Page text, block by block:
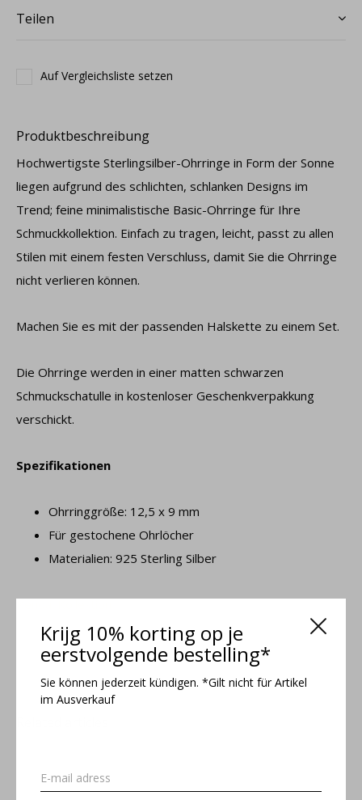
Krijg 10% korting op je
eerstvolgende bestelling*
Sie können jederzeit kündigen. *Gilt nicht für Artikel
im Ausverkauf
Teilen
Auf Vergleichsliste setzen
Produktbeschreibung
Hochwertigste Sterlingsilber-Ohrringe in Form der Sonne
liegen aufgrund des schlichten, schlanken Designs im
Trend; feine minimalistische Basic-Ohrringe für Ihre
Schmuckkollektion. Einfach zu tragen, leicht, passt zu allen
Stilen mit einem festen Verschluss, damit Sie die Ohrringe
nicht verlieren können.
Machen Sie es mit der passenden Halskette zu einem Set.
Die Ohrringe werden in einer matten schwarzen
Schmuckschatulle in kostenloser Geschenkverpakkung
verschickt.
Spezifikationen
Ohrringgröße: 12,5 x 9 mm
Für gestochene Ohrlöcher
Materialien: 925 Sterling Silber